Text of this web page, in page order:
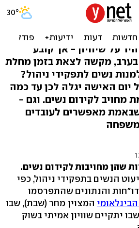
שלכם מעודדים
על שיוויון - אך קובע
בערב, מקשה לצאת בזמן מחלת
נשים לתפקידי ניהול?
יום האישה יגלה לכן עד כמה
מחויב לקידום נשים. וגם -
מאפשרים לעובדים
שהן מחויבות לקידום נשים.
הנשים בתפקידי ניהול, כפי
והנתונים שהתפרסמו
המצוין מחר (שבת), שבו
יתקיים שוויון אמיתי בשוק